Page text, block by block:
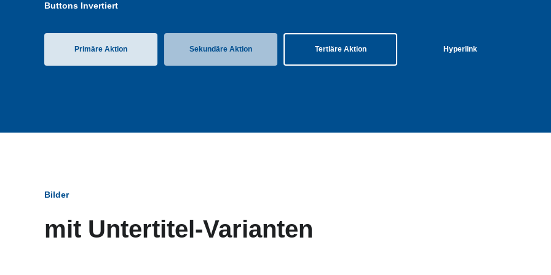
Buttons Invertiert
Primäre Aktion Sekundäre Aktion Tertiäre Aktion Hyperlink
Bilder
mit Untertitel-Varianten